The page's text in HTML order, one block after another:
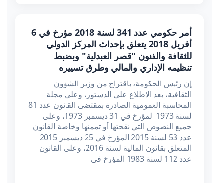
أمر حكومي عدد 341 لسنة 2018 مؤرخ في 6
أفريل 2018 يتعلق بإحداث المركز الدولي
للثقافة والفنون "قصر العبدلية" وبضبط
تنظيمه الإداري والمالي وطرق تسييره
إن رئيس الحكومة، باقتراح من وزير الشؤون
الثقافية، بعد الاطلاع على الدستور، وعلى مجلة
المحاسبة العمومية الصادرة بمقتضى القانون عدد 81
لسنة 1973 المؤرخ في 31 ديسمبر 1973، وعلى
جميع النصوص التي نقحتها أو تممتها وخاصة القانون
عدد 53 لسنة 2015 المؤرخ في 25 ديسمبر 2015
المتعلق بقانون المالية لسنة 2016، وعلى القانون
عدد 112 لسنة 1983 المؤرخ في